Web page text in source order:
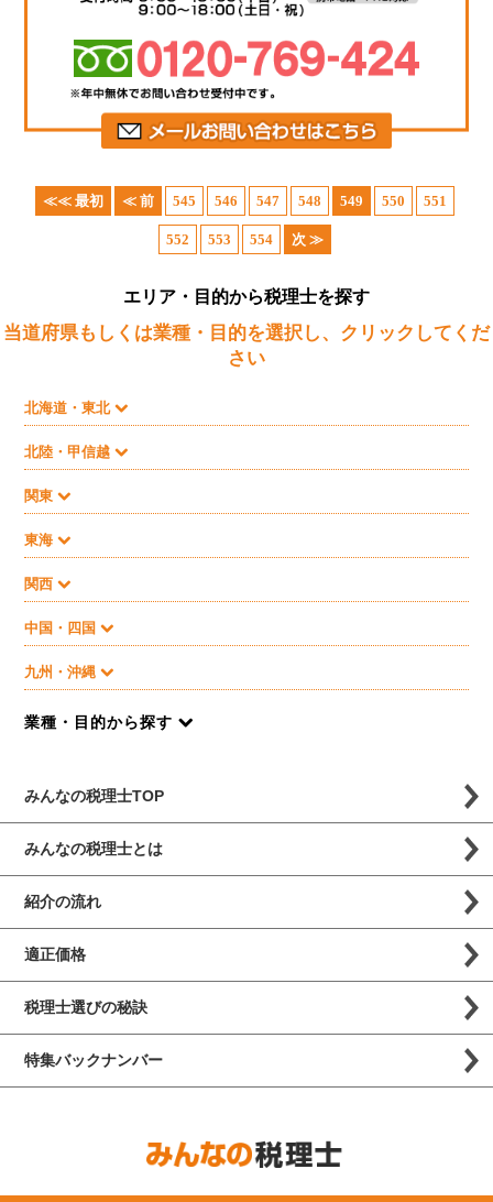
≪≪ 最初 ≪ 前 545 546 547 548 549 550 551
552 553 554 次 ≫
エリア・目的から税理士を探す
当道府県もしくは業種・目的を選択し、クリックしてくだ
さい
北海道・東北
北陸・甲信越
関東
東海
関西
中国・四国
九州・沖縄
業種・目的から探す
みんなの税理士TOP
みんなの税理士とは
紹介の流れ
適正価格
税理士選びの秘訣
特集バックナンバー